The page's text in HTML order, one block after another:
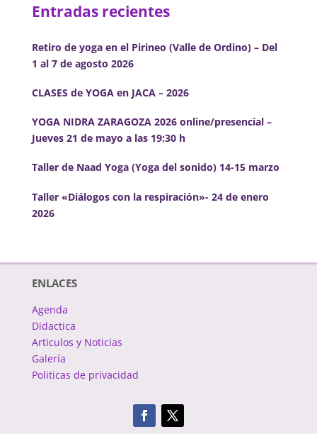
Entradas recientes
Retiro de yoga en el Pirineo (Valle de Ordino) – Del
1 al 7 de agosto 2026
CLASES de YOGA en JACA – 2026
YOGA NIDRA ZARAGOZA 2026 online/presencial –
Jueves 21 de mayo a las 19:30 h
Taller de Naad Yoga (Yoga del sonido) 14-15 marzo
Taller «Diálogos con la respiración»- 24 de enero
2026
ENLACES
Agenda
Didactica
Articulos y Noticias
Galería
Politicas de privacidad